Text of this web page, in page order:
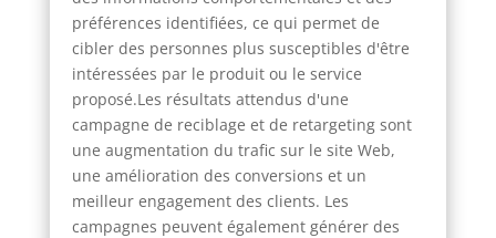
préférences identifiées, ce qui permet de
cibler des personnes plus susceptibles d'être
intéressées par le produit ou le service
proposé.Les résultats attendus d'une
campagne de reciblage et de retargeting sont
une augmentation du trafic sur le site Web,
une amélioration des conversions et un
meilleur engagement des clients. Les
campagnes peuvent également générer des